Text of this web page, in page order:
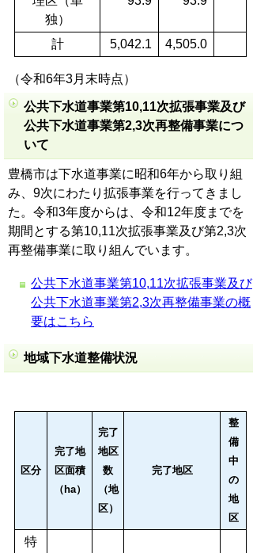
独）
計 5,042.1 4,505.0
（令和6年3月末時点）
公共下水道事業第10,11次拡張事業及び
公共下水道事業第2,3次再整備事業につ
いて
豊橋市は下水道事業に昭和6年から取り組
み、9次にわたり拡張事業を行ってきまし
た。令和3年度からは、令和12年度までを
期間とする第10,11次拡張事業及び第2,3次
再整備事業に取り組んでいます。
公共下水道事業第10,11次拡張事業及び
公共下水道事業第2,3次再整備事業の概
要はこちら
地域下水道整備状況
区分
完了地
区面積
（ha）
完了
地区
数
（地
区）
完了地区
整
備
中
の
地
区
特